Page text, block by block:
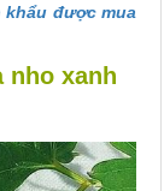
khẩu được mua
xanh